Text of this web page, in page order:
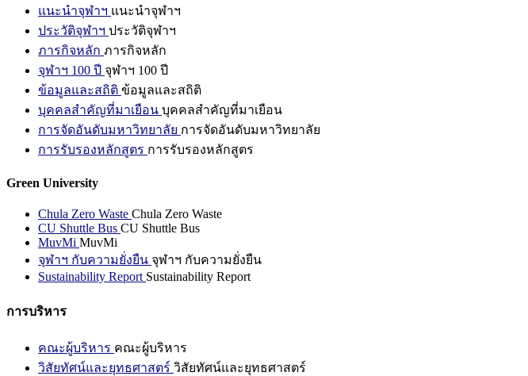
แนะนำจุฬาฯ แนะนำจุฬาฯ
ประวัติจุฬาฯ ประวัติจุฬาฯ
ภารกิจหลัก ภารกิจหลัก
จุฬาฯ 100 ปี จุฬาฯ 100 ปี
ข้อมูลและสถิติ ข้อมูลและสถิติ
บุคคลสำคัญที่มาเยือน บุคคลสำคัญที่มาเยือน
การจัดอันดับมหาวิทยาลัย การจัดอันดับมหาวิทยาลัย
การรับรองหลักสูตร การรับรองหลักสูตร
Green University
Chula Zero Waste Chula Zero Waste
CU Shuttle Bus CU Shuttle Bus
MuvMi MuvMi
จุฬาฯ กับความยั่งยืน จุฬาฯ กับความยั่งยืน
Sustainability Report Sustainability Report
การบริหาร
คณะผู้บริหาร คณะผู้บริหาร
วิสัยทัศน์และยุทธศาสตร์ วิสัยทัศน์และยุทธศาสตร์